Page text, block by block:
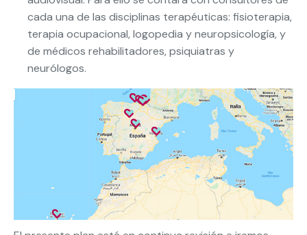
cada una de las disciplinas terapéuticas: fisioterapia,
terapia ocupacional, logopedia y neuropsicología, y
de médicos rehabilitadores, psiquiatras y
neurólogos.